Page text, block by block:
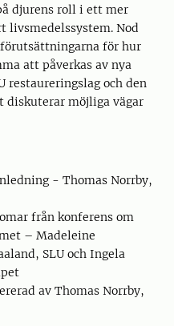
djurens roll i ett mer
livsmedelssystem. Nod
för hur
att påverkas av nya
restaureringslag och den
diskuterar möjliga vägar
- Thomas Norrby,
från konferens om
– Madeleine
SLU och Ingela
av Thomas Norrby,